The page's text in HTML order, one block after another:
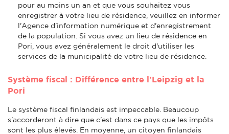
pour au moins un an et que vous souhaitez vous
enregistrer à votre lieu de résidence, veuillez en informer
l'Agence d'information numérique et d'enregistrement
de la population. Si vous avez un lieu de résidence en
Pori, vous avez généralement le droit d'utiliser les
services de la municipalité de votre lieu de résidence.
Système fiscal : Différence entre l'Leipzig et la
Pori
Le système fiscal finlandais est impeccable. Beaucoup
s'accorderont à dire que c'est dans ce pays que les impôts
sont les plus élevés. En moyenne, un citoyen finlandais